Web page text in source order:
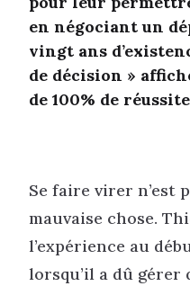
en négociant un
vingt ans
de décision »
de 100% de
Se faire virer n’est
mauvaise chose.
l’expérience au
lorsqu’il a dû